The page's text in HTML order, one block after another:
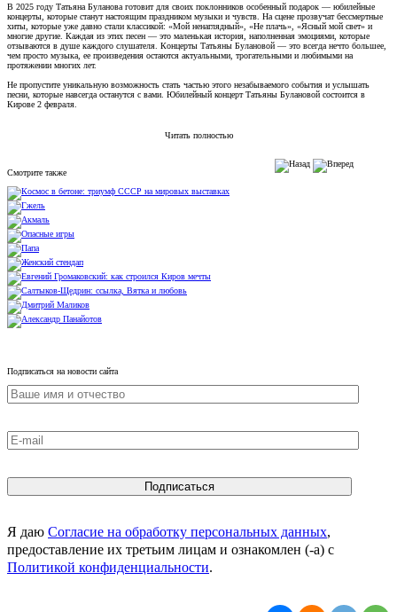
В 2025 году Татьяна Буланова готовит для своих поклонников особенный подарок — юбилейные
концерты, которые станут настоящим праздником музыки и чувств. На сцене прозвучат бессмертные
хиты, которые уже давно стали классикой: «Мой ненаглядный», «Не плачь», «Ясный мой свет» и
многие другие. Каждая из этих песен — это маленькая история, наполненная эмоциями, которые
отзываются в душе каждого слушателя. Концерты Татьяны Булановой — это всегда нечто большее,
чем просто музыка, ее произведения остаются актуальными, трогательными и любимыми на
протяжении многих лет.
Не пропустите уникальную возможность стать частью этого незабываемого события и услышать
песни, которые навсегда останутся с вами. Юбилейный концерт Татьяны Булановой состоится в
Кирове 2 февраля.
Читать полностью
Смотрите также
Подписаться на новости сайта
Я даю Согласие на обработку персональных данных,
предоставление их третьим лицам и ознакомлен (-а) c
Политикой конфиденциальности.